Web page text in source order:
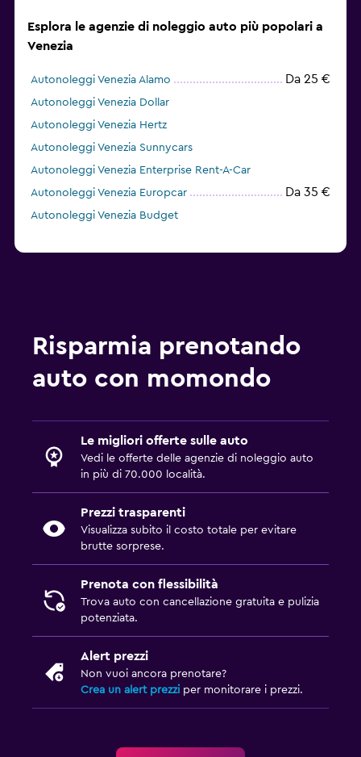
Esplora le agenzie di noleggio auto più popolari a
Venezia
Autonoleggi Venezia Alamo Da 25 €
Autonoleggi Venezia Dollar
Autonoleggi Venezia Hertz
Autonoleggi Venezia Sunnycars
Autonoleggi Venezia Enterprise Rent-A-Car
Autonoleggi Venezia Europcar
Da 35 €
Autonoleggi Venezia Budget
Risparmia prenotando
auto con momondo
Le migliori offerte sulle auto
Vedi le offerte delle agenzie di noleggio auto
in più di 70.000 località.
Prezzi trasparenti
Visualizza subito il costo totale per evitare
brutte sorprese.
Prenota con flessibilità
Trova auto con cancellazione gratuita e pulizia
potenziata.
Alert prezzi
Non vuoi ancora prenotare?
Crea un alert prezzi per monitorare i prezzi.